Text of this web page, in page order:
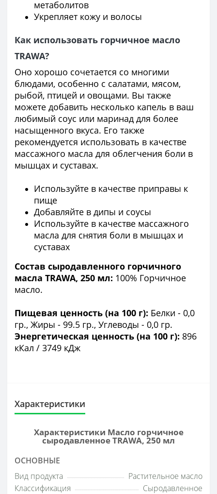
метаболитов
Укрепляет кожу и волосы
Как использовать горчичное масло
TRAWA?
Оно хорошо сочетается со многими
блюдами, особенно с салатами, мясом,
рыбой, птицей и овощами. Вы также
можете добавить несколько капель в ваш
любимый соус или маринад для более
насыщенного вкуса. Его также
рекомендуется использовать в качестве
массажного масла для облегчения боли в
мышцах и суставах.
Используйте в качестве приправы к
пище
Добавляйте в дипы и соусы
Используйте в качестве массажного
масла для снятия боли в мышцах и
суставах
Состав сыродавленного горчичного
масла TRAWA, 250 мл: 100% Горчичное
масло.
Пищевая ценность (на 100 г): Белки - 0,0
гр., Жиры - 99.5 гр., Углеводы - 0,0 гр.
Энергетическая ценность (на 100 г): 896
кКал / 3749 кДж
Характеристики
Характеристики Масло горчичное
сыродавленное TRAWA, 250 мл
ОСНОВНЫЕ
Вид продукта
Растительное масло
Классификация
Сыродавленное